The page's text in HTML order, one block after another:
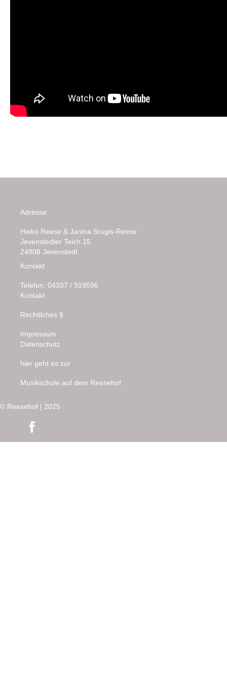
Adresse
Heiko Reese & Janina Srugis-Reese
Jevenstedter Teich 15
24808 Jevenstedt
Kontakt
Telefon: 04337 / 919596
Kontakt
Rechtliches §
Impressum
Datenschutz
hier geht es zur
Musikschule auf dem Reesehof
© Reesehof | 2025